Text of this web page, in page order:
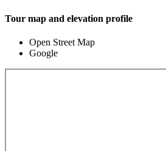
Tour map and elevation profile
Open Street Map
Google